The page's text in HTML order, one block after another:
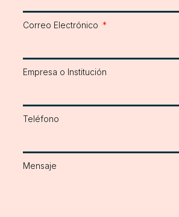
Correo Electrónico
Empresa o Institución
Teléfono
Mensaje